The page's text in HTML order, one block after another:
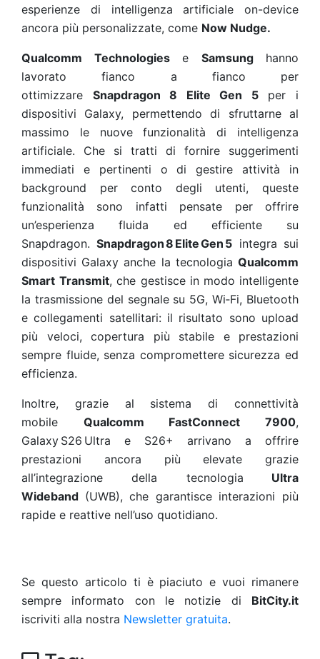
esperienze di intelligenza artificiale on-device
ancora più personalizzate, come Now Nudge.
Qualcomm Technologiese Samsunghanno
lavorato fianco a fianco per
ottimizzare Snapdragon 8 Elite Gen 5per i
dispositivi Galaxy, permettendo di sfruttarne al
massimo le nuove funzionalità di intelligenza
artificiale. Che si tratti di fornire suggerimenti
immediati e pertinenti o di gestire attività in
background per conto degli utenti, queste
funzionalità sono infatti pensate per offrire
un’esperienza fluida ed efficiente su
Snapdragon.Snapdragon 8 Elite Gen 5 integra sui
dispositivi Galaxy anche la tecnologia Qualcomm
Smart Transmit, che gestisce in modo intelligente
la trasmissione del segnale su 5G, Wi‑Fi, Bluetooth
e collegamenti satellitari: il risultato sono upload
più veloci, copertura più stabile e prestazioni
sempre fluide, senza compromettere sicurezza ed
efficienza.
Inoltre, grazie al sistema di connettività
mobile Qualcomm FastConnect 7900,
Galaxy S26 Ultra e S26+ arrivano a offrire
prestazioni ancora più elevate grazie
all’integrazione della tecnologia Ultra
Wideband (UWB), che garantisce interazioni più
rapide e reattive nell’uso quotidiano.
Se questo articolo ti è piaciuto e vuoi rimanere
sempre informato con le notizie di BitCity.it
iscriviti alla nostra Newsletter gratuita.